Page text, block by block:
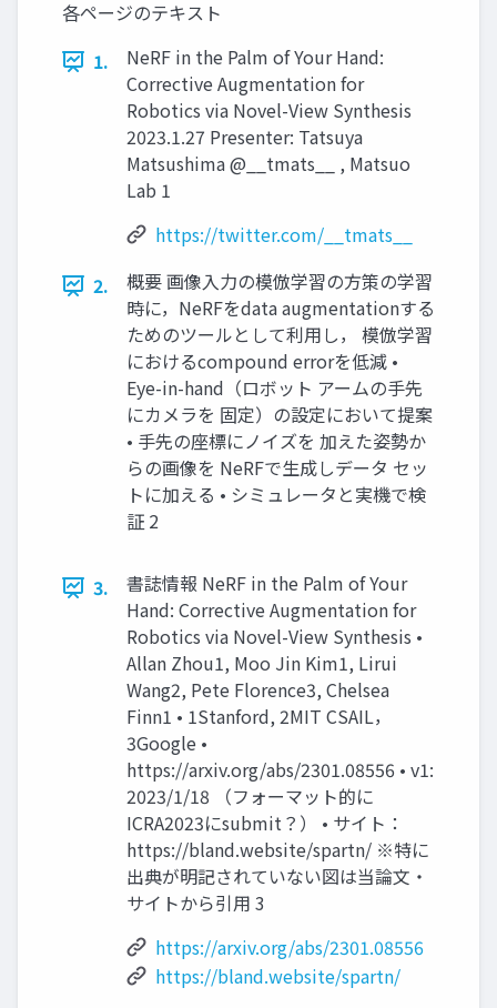
各ページのテキスト
1.
NeRF in the Palm of Your Hand:
Corrective Augmentation for
Robotics via Novel-View Synthesis
2023.1.27 Presenter: Tatsuya
Matsushima @__tmats__ , Matsuo
Lab 1
https://twitter.com/__tmats__
2.
概要 画像入力の模倣学習の方策の学習
時に，NeRFをdata augmentationする
ためのツールとして利用し， 模倣学習
におけるcompound errorを低減 •
Eye-in-hand（ロボット アームの手先
にカメラを 固定）の設定において提案
• 手先の座標にノイズを 加えた姿勢か
らの画像を NeRFで生成しデータ セッ
トに加える • シミュレータと実機で検
証 2
3.
書誌情報 NeRF in the Palm of Your
Hand: Corrective Augmentation for
Robotics via Novel-View Synthesis •
Allan Zhou1, Moo Jin Kim1, Lirui
Wang2, Pete Florence3, Chelsea
Finn1 • 1Stanford, 2MIT CSAIL，
3Google •
https://arxiv.org/abs/2301.08556 • v1:
2023/1/18 （フォーマット的に
ICRA2023にsubmit？） • サイト：
https://bland.website/spartn/ ※特に
出典が明記されていない図は当論文・
サイトから引用 3
https://arxiv.org/abs/2301.08556
https://bland.website/spartn/